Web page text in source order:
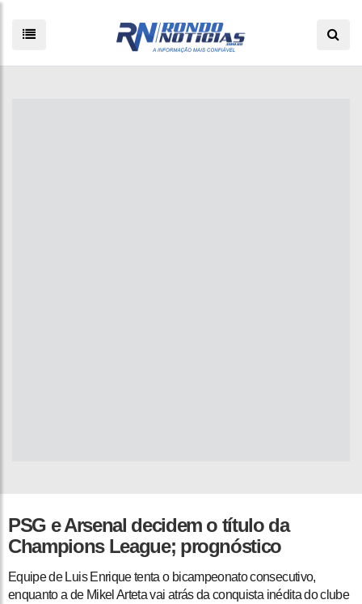
PSG e Arsenal decidem o título da
Champions League; prognóstico
Equipe de Luis Enrique tenta o bicampeonato consecutivo,
enquanto a de Mikel Arteta vai atrás da conquista inédita do clube